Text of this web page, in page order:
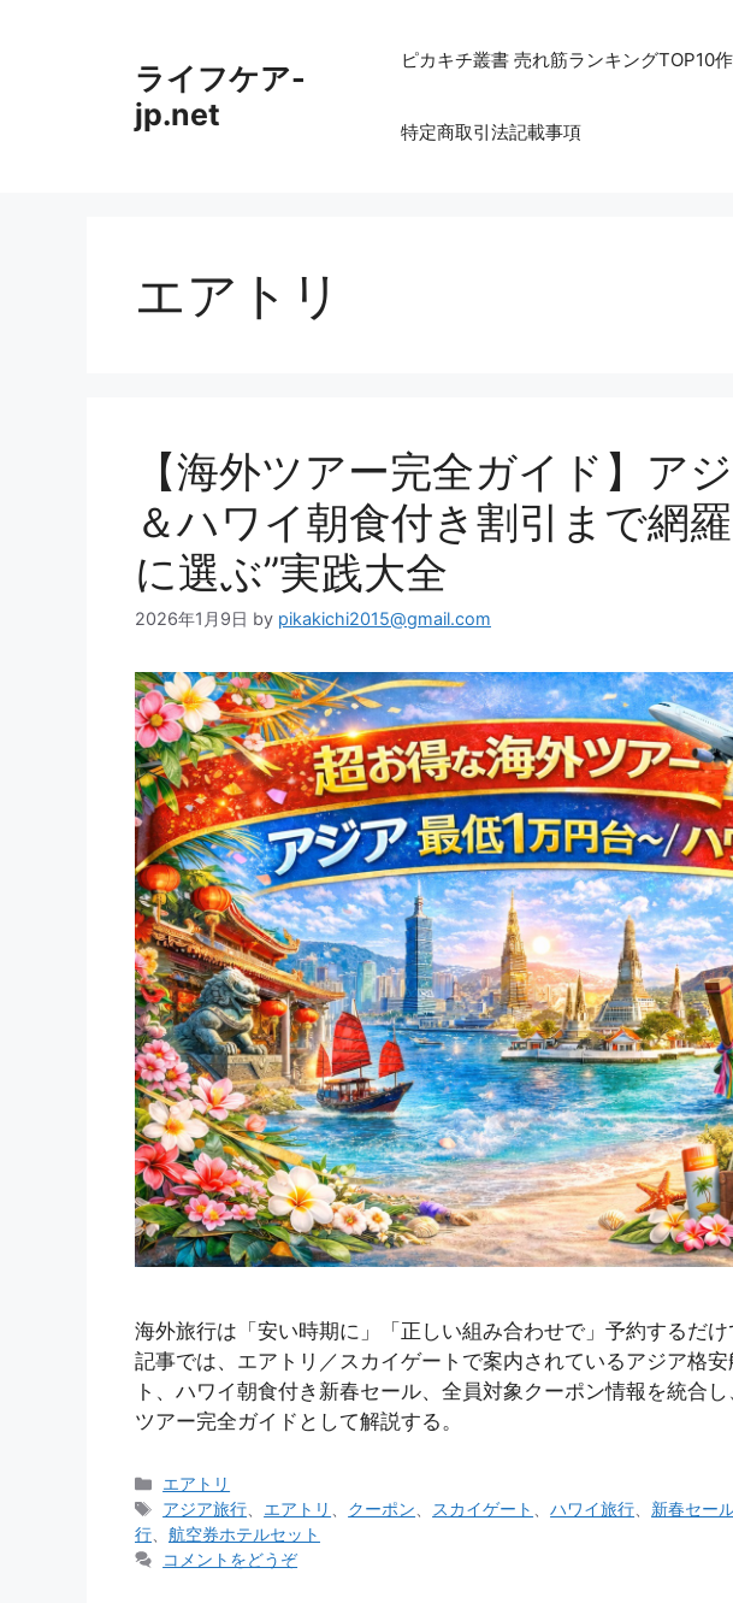
ライフケア-
jp.net
ピカキチ叢書 売れ筋ランキングTOP10
特定商取引法記載事項
エアトリ
【海外ツアー完全ガイド】ア
＆ハワイ朝食付き割引まで網
に選ぶ”実践大全
2026年1月9日 by pikakichi2015@gmail.com
海外旅行は「安い時期に」「正しい組み合わせで」予約するだ
記事では、エアトリ／スカイゲートで案内されているアジア格
ト、ハワイ朝食付き新春セール、全員対象クーポン情報を統合
ツアー完全ガイドとして解説する。
カ
テ
ゴ
リ
エアトリ
タ
グ
アジア旅行、 エアトリ 、 クーポン、 スカイゲート 、ハワイ旅行、 新春セー
行、 航空券ホテルセット
コメントをどうぞ